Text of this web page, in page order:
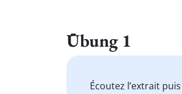
Übung 1
Écoutez l’extrait